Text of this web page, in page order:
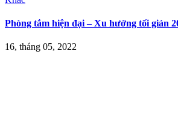
Phòng tắm hiện đại – Xu hướng tối giản
16, tháng 05, 2022